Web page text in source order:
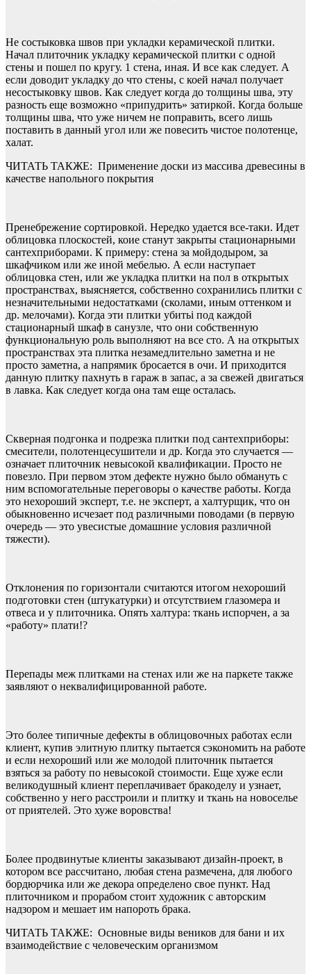
Не состыковка швов при укладки керамической плитки.
Начал плиточник укладку керамической плитки с одной
стены и пошел по кругу. 1 стена, иная. И все как следует. А
если доводит укладку до что стены, с коей начал получает
несостыковку швов. Как следует когда до толщины шва, эту
разность еще возможно «припудрить» затиркой. Когда больше
толщины шва, что уже ничем не поправить, всего лишь
поставить в данный угол или же повесить чистое полотенце,
халат.
ЧИТАТЬ ТАКЖЕ: Применение доски из массива древесины в
качестве напольного покрытия
Пренебрежение сортировкой. Нередко удается все-таки. Идет
облицовка плоскостей, коие станут закрыты стационарными
сантехприборами. К примеру: стена за мойдодыром, за
шкафчиком или же иной мебелью. А если наступает
облицовка стен, или же укладка плитки на пол в открытых
пространствах, выясняется, собственно сохранились плитки с
незначительными недостатками (сколами, иным оттенком и
др. мелочами). Когда эти плитки убитьi под каждой
стационарный шкаф в санузле, что они собственную
функциональную роль выполняют на все сто. А на открытых
пространствах эта плитка незамедлительно заметна и не
просто заметна, а напрямик бросается в очи. И приходится
данную плитку пахнуть в гараж в запас, а за свежей двигаться
в лавка. Как следует когда она там еще осталась.
Скверная подгонка и подрезка плитки под сантехприборы:
смесители, полотенцесушители и др. Когда это случается —
означает плиточник невысокой квалификации. Просто не
повезло. При первом этом дефекте нужно было обмануть с
ним вспомогательные переговоры о качестве работы. Когда
это нехороший эксперт, т.е. не эксперт, а халтурщик, что он
обыкновенно исчезает под различными поводами (в первую
очередь — это увесистые домашние условия различной
тяжести).
Отклонения по горизонтали считаются итогом нехороший
подготовки стен (штукатурки) и отсутствием глазомера и
отвеса и у плиточника. Опять халтура: ткань испорчен, а за
«работу» плати!?
Перепады меж плитками на стенах или же на паркете также
заявляют о неквалифицированной работе.
Это более типичные дефекты в облицовочных работах если
клиент, купив элитную плитку пытается сэкономить на работе
и если нехороший или же молодой плиточник пытается
взяться за работу по невысокой стоимости. Еще хуже если
великодушный клиент переплачивает бракоделу и узнает,
собственно у него расстроили и плитку и ткань на новоселье
от приятелей. Это хуже воровства!
Более продвинутые клиенты заказывают дизайн-проект, в
котором все рассчитано, любая стена размечена, для любого
бордюрчика или же декора определено свое пункт. Над
плиточником и прорабом стоит художник с авторским
надзором и мешает им напороть брака.
ЧИТАТЬ ТАКЖЕ: Основные виды веников для бани и их
взаимодействие с человеческим организмом